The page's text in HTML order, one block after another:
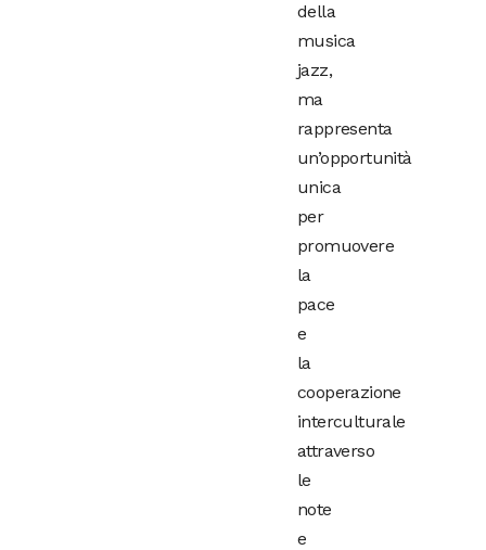
della
musica
jazz,
ma
rappresenta
un’opportunità
unica
per
promuovere
la
pace
e
la
cooperazione
interculturale
attraverso
le
note
e